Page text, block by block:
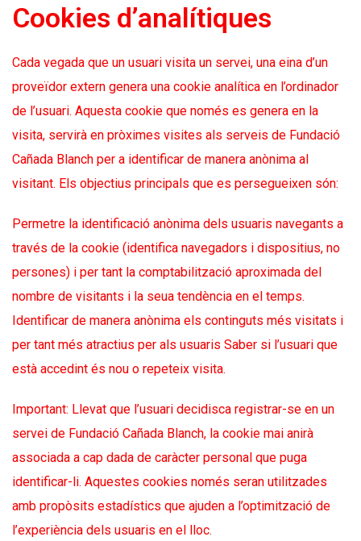
Cookies d’analítiques
Cada vegada que un usuari visita un servei, una eina d’un
proveïdor extern genera una cookie analítica en l’ordinador
de l’usuari. Aquesta cookie que només es genera en la
visita, servirà en pròximes visites als serveis de Fundació
Cañada Blanch per a identificar de manera anònima al
visitant. Els objectius principals que es persegueixen són:
Permetre la identificació anònima dels usuaris navegants a
través de la cookie (identifica navegadors i dispositius, no
persones) i per tant la comptabilització aproximada del
nombre de visitants i la seua tendència en el temps.
Identificar de manera anònima els continguts més visitats i
per tant més atractius per als usuaris Saber si l’usuari que
està accedint és nou o repeteix visita.
Important: Llevat que l’usuari decidisca registrar-se en un
servei de Fundació Cañada Blanch, la cookie mai anirà
associada a cap dada de caràcter personal que puga
identificar-li. Aquestes cookies només seran utilitzades
amb propòsits estadístics que ajuden a l’optimització de
l’experiència dels usuaris en el lloc.